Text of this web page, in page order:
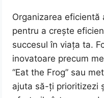
Organizarea
pentru a crește
succesul în viața ta.
inovatoare precum
“Eat the Frog” sau
ajuta să-ți prioritizezi